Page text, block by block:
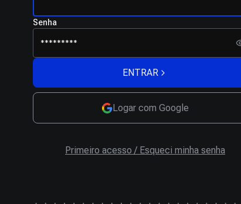
Senha
ENTRAR
Logar com Google
Primeiro acesso / Esqueci minha senha